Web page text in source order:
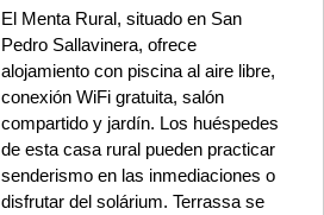
El Menta Rural, situado en San
Pedro Sallavinera, ofrece
alojamiento con piscina al aire libre,
conexión WiFi gratuita, salón
compartido y jardín. Los huéspedes
de esta casa rural pueden practicar
senderismo en las inmediaciones o
disfrutar del solárium. Terrassa se